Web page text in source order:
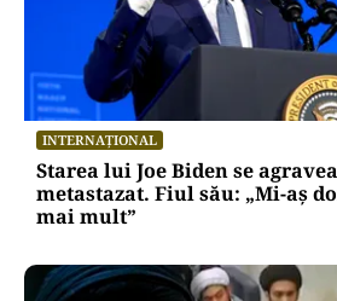
INTERNAȚIONAL
Starea lui Joe Biden se
metastazat. Fiul său: „Mi-aș
mai mult”